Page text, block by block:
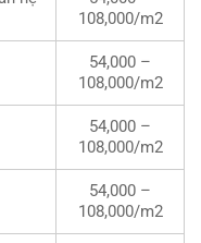
108,000/m2
54,000 –
108,000/m2
54,000 –
108,000/m2
54,000 –
108,000/m2